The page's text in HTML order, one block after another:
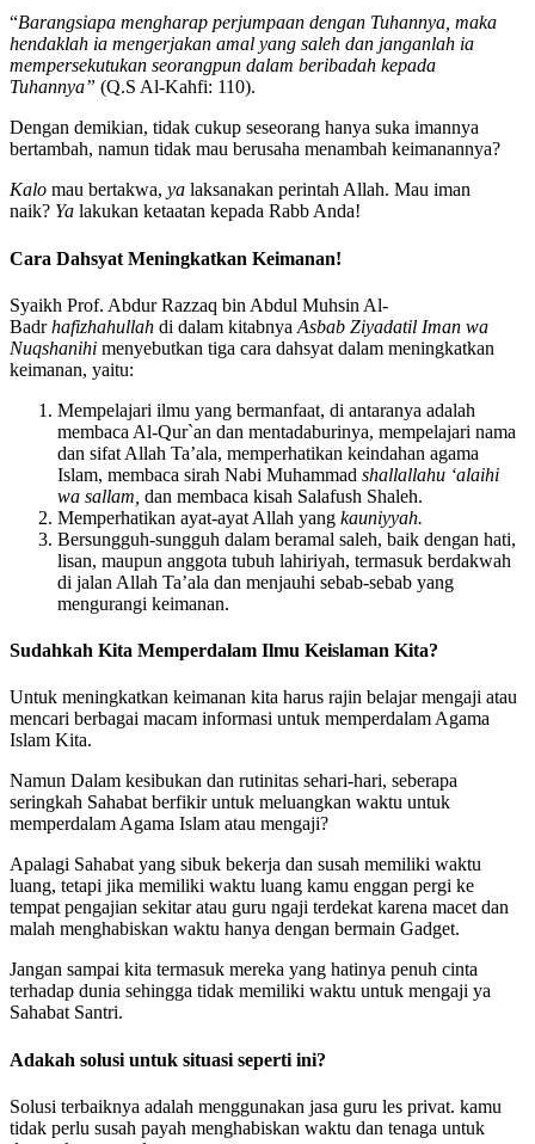
“Barangsiapa mengharap perjumpaan dengan Tuhannya, maka
hendaklah ia mengerjakan amal yang saleh dan janganlah ia
mempersekutukan seorangpun dalam beribadah kepada
Tuhannya” (Q.S Al-Kahfi: 110).
Dengan demikian, tidak cukup seseorang hanya suka imannya
bertambah, namun tidak mau berusaha menambah keimanannya?
Kalo mau bertakwa, ya laksanakan perintah Allah. Mau iman
naik? Ya lakukan ketaatan kepada Rabb Anda!
Cara Dahsyat Meningkatkan Keimanan!
Syaikh Prof. Abdur Razzaq bin Abdul Muhsin Al-
Badrhafizhahullah di dalam kitabnya Asbab Ziyadatil Iman wa
Nuqshanihi menyebutkan tiga cara dahsyat dalam meningkatkan
keimanan, yaitu:
Mempelajari ilmu yang bermanfaat, di antaranya adalah
membaca Al-Qur`an dan mentadaburinya, mempelajari nama
dan sifat Allah Ta’ala, memperhatikan keindahan agama
Islam, membaca sirah Nabi Muhammad shallallahu ‘alaihi
wa sallam, dan membaca kisah Salafush Shaleh.
Memperhatikan ayat-ayat Allah yang kauniyyah.
Bersungguh-sungguh dalam beramal saleh, baik dengan hati,
lisan, maupun anggota tubuh lahiriyah, termasuk berdakwah
di jalan Allah Ta’ala dan menjauhi sebab-sebab yang
mengurangi keimanan.
Sudahkah Kita Memperdalam Ilmu Keislaman Kita?
Untuk meningkatkan keimanan kita harus rajin belajar mengaji atau
mencari berbagai macam informasi untuk memperdalam Agama
Islam Kita.
Namun Dalam kesibukan dan rutinitas sehari-hari, seberapa
seringkah Sahabat berfikir untuk meluangkan waktu untuk
memperdalam Agama Islam atau mengaji?
Apalagi Sahabat yang sibuk bekerja dan susah memiliki waktu
luang, tetapi jika memiliki waktu luang kamu enggan pergi ke
tempat pengajian sekitar atau guru ngaji terdekat karena macet dan
malah menghabiskan waktu hanya dengan bermain Gadget.
Jangan sampai kita termasuk mereka yang hatinya penuh cinta
terhadap dunia sehingga tidak memiliki waktu untuk mengaji ya
Sahabat Santri.
Adakah solusi untuk situasi seperti ini?
Solusi terbaiknya adalah menggunakan jasa guru les privat. kamu
tidak perlu susah payah menghabiskan waktu dan tenaga untuk